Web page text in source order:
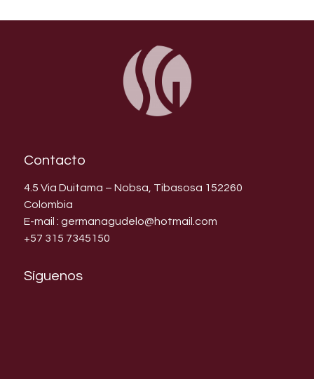
Contacto
4.5 Via Duitama – Nobsa, Tibasosa 152260
Colombia
E-mail : germanagudelo@hotmail.com
+57 315 7345150
Síguenos